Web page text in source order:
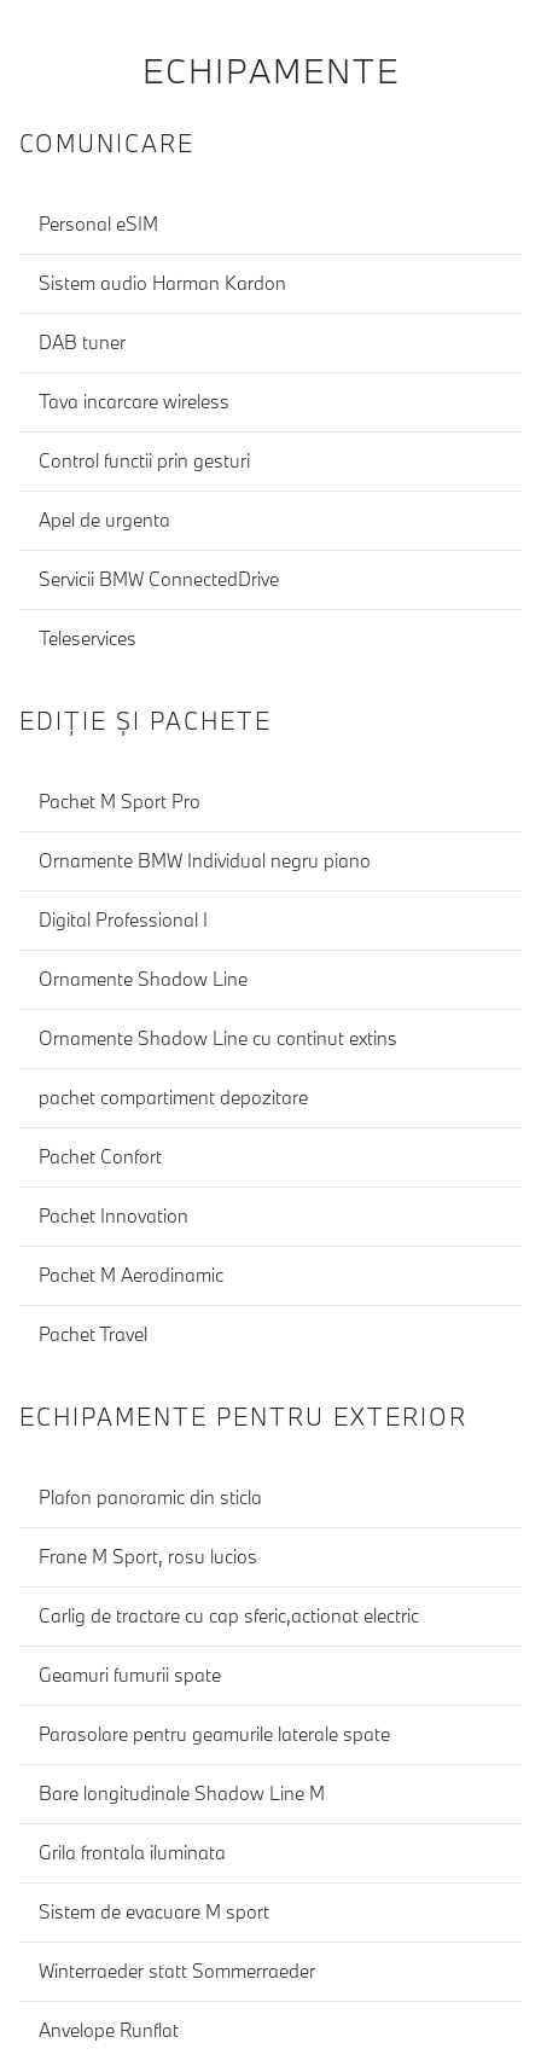
ECHIPAMENTE
COMUNICARE
Personal eSIM
Sistem audio Harman Kardon
DAB tuner
Tava incarcare wireless
Control functii prin gesturi
Apel de urgenta
Servicii BMW ConnectedDrive
Teleservices
EDIŢIE ŞI PACHETE
Pachet M Sport Pro
Ornamente BMW Individual negru piano
Digital Professional I
Ornamente Shadow Line
Ornamente Shadow Line cu continut extins
pachet compartiment depozitare
Pachet Confort
Pachet Innovation
Pachet M Aerodinamic
Pachet Travel
ECHIPAMENTE PENTRU EXTERIOR
Plafon panoramic din sticla
Frane M Sport, rosu lucios
Carlig de tractare cu cap sferic,actionat electric
Geamuri fumurii spate
Parasolare pentru geamurile laterale spate
Bare longitudinale Shadow Line M
Grila frontala iluminata
Sistem de evacuare M sport
Winterraeder statt Sommerraeder
Anvelope Runflat